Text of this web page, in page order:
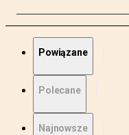
Powiązane
Polecane
Najnowsze